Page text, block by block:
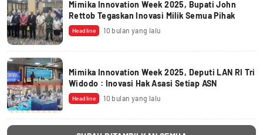
Mimika Innovation Week 2025, Bupati John
Rettob Tegaskan Inovasi Milik Semua Pihak
Headline 10 bulan yang lalu
Mimika Innovation Week 2025, Deputi LAN RI Tri
Widodo : Inovasi Hak Asasi Setiap ASN
Headline 10 bulan yang lalu